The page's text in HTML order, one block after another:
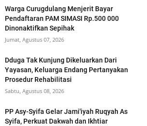
Warga Curugdulang Menjerit Bayar
Pendaftaran PAM SIMASI Rp.500 000
Dinonaktifkan Sepihak
Jumat, Agustus 07, 2026
Dduga Tak Kunjung Dikeluarkan Dari
Yayasan, Keluarga Endang Pertanyakan
Prosedur Rehabilitasi
Sabtu, Agustus 08, 2026
PP Asy-Syifa Gelar Jami'iyah Ruqyah As
Syifa, Perkuat Dakwah dan Ikhtiar